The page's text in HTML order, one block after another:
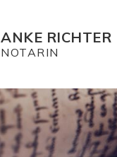
ANKE RICHTER
NOTARIN